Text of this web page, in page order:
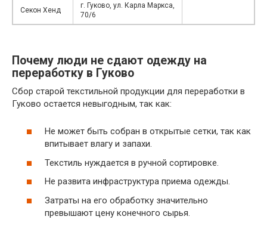
Секон Хенд
г. Гуково, ул. Карла Маркса,
70/6
Почему люди не сдают одежду на
переработку в Гуково
Сбор старой текстильной продукции для переработки в
Гуково остается невыгодным, так как:
Не может быть собран в открытые сетки, так как
впитывает влагу и запахи.
Текстиль нуждается в ручной сортировке.
Не развита инфраструктура приема одежды.
Затраты на его обработку значительно
превышают цену конечного сырья.